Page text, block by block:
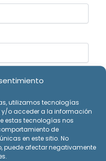
utilizamos tecnologías
o acceder a la información
estas tecnologías nos
de
en este sitio. No
puede afectar negativamente